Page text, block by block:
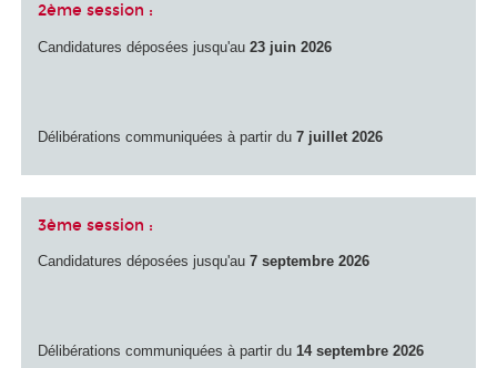
2ème session :
Candidatures déposées jusqu'au 23 juin 2026
Délibérations communiquées à partir du 7 juillet 2026
3ème session :
Candidatures déposées jusqu'au 7 septembre 2026
Délibérations communiquées à partir du 14 septembre 2026